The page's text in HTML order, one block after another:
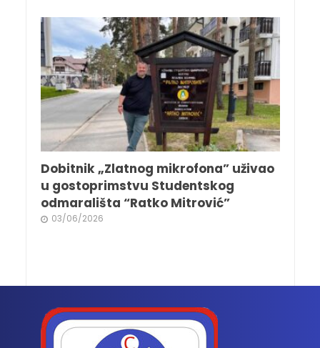
Dobitnik „Zlatnog mikrofona” uživao
u gostoprimstvu Studentskog
odmarališta “Ratko Mitrović”
03/06/2026